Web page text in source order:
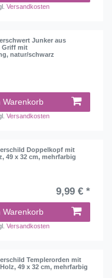
Versandkosten
Junker aus
Griff mit
natur/schwarz
Warenkorb
Versandkosten
Doppelkopf mit
49 x 32 cm, mehrfarbig
9,99 € *
Warenkorb
Versandkosten
Templerorden mit
49 x 32 cm, mehrfarbig